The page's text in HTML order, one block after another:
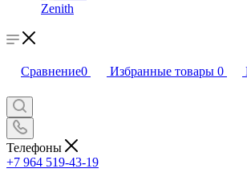
Zenith
Сравнение0 Избранные товары 0
Телефоны
+7 964 519-43-19